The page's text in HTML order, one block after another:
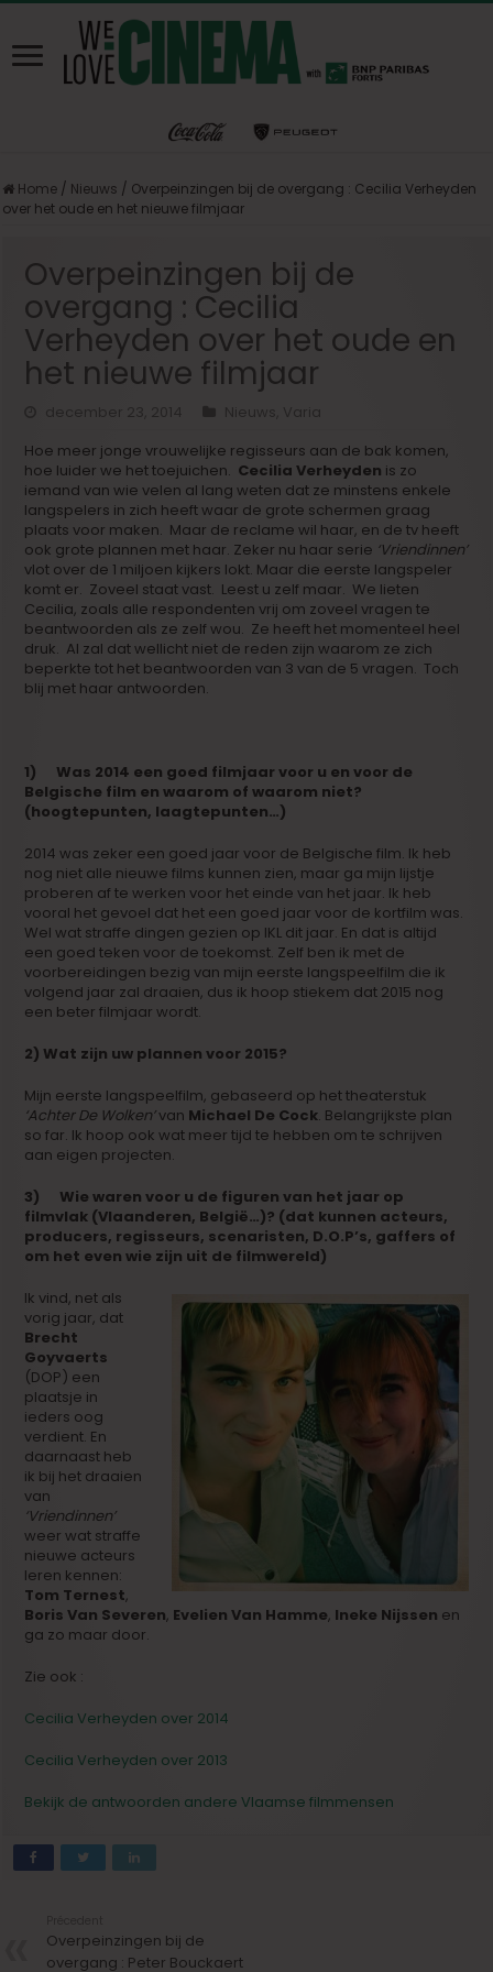
Home / Nieuws / Overpeinzingen bij de overgang : Cecilia Verheyden
over het oude en het nieuwe filmjaar
Overpeinzingen bij de
overgang : Cecilia
Verheyden over het oude en
het nieuwe filmjaar
december 23, 2014 Nieuws
Varia
Hoe meer jonge vrouwelijke regisseurs aan de bak komen,
hoe luider we het toejuichen. Cecilia Verheyden is zo
iemand van wie velen al lang weten dat ze minstens enkele
langspelers in zich heeft waar de grote schermen graag
plaats voor maken. Maar de reclame wil haar, en de tv heeft
ook grote plannen met haar. Zeker nu haar serie ‘Vriendinnen’
vlot over de 1 miljoen kijkers lokt. Maar die eerste langspeler
komt er. Zoveel staat vast. Leest u zelf maar. We lieten
Cecilia, zoals alle respondenten vrij om zoveel vragen te
beantwoorden als ze zelf wou. Ze heeft het momenteel heel
druk. Al zal dat wellicht niet de reden zijn waarom ze zich
beperkte tot het beantwoorden van 3 van de 5 vragen. Toch
blij met haar antwoorden.
1) Was 2014 een goed filmjaar voor u en voor de
Belgische film en waarom of waarom niet?
(hoogtepunten, laagtepunten…)
2014 was zeker een goed jaar voor de Belgische film. Ik heb
nog niet alle nieuwe films kunnen zien, maar ga mijn lijstje
proberen af te werken voor het einde van het jaar. Ik heb
vooral het gevoel dat het een goed jaar voor de kortfilm was.
Wel wat straffe dingen gezien op IKL dit jaar. En dat is altijd
een goed teken voor de toekomst. Zelf ben ik met de
voorbereidingen bezig van mijn eerste langspeelfilm die ik
volgend jaar zal draaien, dus ik hoop stiekem dat 2015 nog
een beter filmjaar wordt.
2) Wat zijn uw plannen voor 2015?
Mijn eerste langspeelfilm, gebaseerd op het theaterstuk
‘Achter De Wolken’van Michael De Cock. Belangrijkste plan
so far. Ik hoop ook wat meer tijd te hebben om te schrijven
aan eigen projecten.
3) Wie waren voor u de figuren van het jaar op
filmvlak (Vlaanderen, België…)? (dat kunnen acteurs,
producers, regisseurs, scenaristen, D.O.P’s, gaffers of
om het even wie zijn uit de filmwereld)
Ik vind, net als
vorig jaar, dat
Brecht
Goyvaerts
(DOP) een
plaatsje in
ieders oog
verdient. En
daarnaast heb
ik bij het draaien
van
‘Vriendinnen’
weer wat straffe
nieuwe acteurs
leren kennen:
Tom Ternest,
Boris Van Severen, Evelien Van Hamme, Ineke Nijssen en
ga zo maar door.
Zie ook :
Cecilia Verheyden over 2014
Cecilia Verheyden over 2013
Bekijk de antwoorden andere Vlaamse filmmensen
Overpeinzingen bij de
overgang : Peter Bouckaert